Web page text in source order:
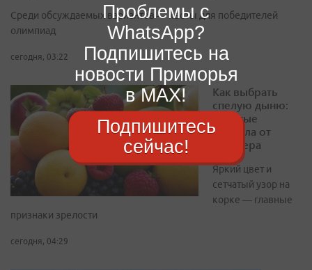
Среди обсуждаемых вариантов — квоты для победителей
олимпиад
сегодня, 03:22
Как выбрать
спелую дыню:
простые
правила от
фермера
Яркий цвет и
сетчатый узор на
корке — главные
признаки зрелости
сегодня, 04:29
Проблемы с
WhatsApp?
Подпишитесь на
новости Приморья
в MAX!
Подпишитесь
сейчас!